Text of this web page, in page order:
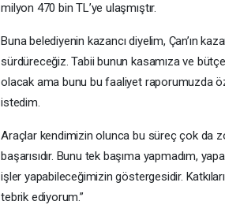
milyon 470 bin TL’ye ulaşmıştır.
Buna belediyenin kazancı diyelim, Çan’ın
sürdüreceğiz. Tabii bunun kasamıza ve
olacak ama bunu bu faaliyet raporumuzda
istedim.
Araçlar kendimizin olunca bu süreç çok da
başarısıdır. Bunu tek başıma yapmadım,
işler yapabileceğimizin göstergesidir.
tebrik ediyorum.”